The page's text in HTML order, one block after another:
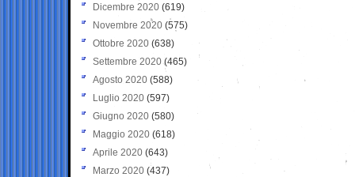
Dicembre 2020 (619)
Novembre 2020 (575)
Ottobre 2020 (638)
Settembre 2020(465)
Agosto 2020 (588)
Luglio 2020 (597)
Giugno 2020 (580)
Maggio 2020 (618)
Aprile 2020 (643)
Marzo 2020 (437)